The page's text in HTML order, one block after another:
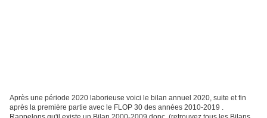
Après une période 2020 laborieuse voici le bilan annuel 2020, suite et fin
après la première partie avec le FLOP 30 des années 2010-2019 .